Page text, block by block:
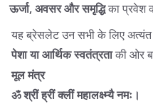
ऊर्जा, अवसर और समृद्धिका प्रवेश
यह ब्रेसलेट उन सभी के लिए
पेशा या आर्थिक स्वतंत्रताकी ओर
मूल मंत्र
ॐ श्रीं ह्रीं क्लीं महालक्ष्म्यै नमः।